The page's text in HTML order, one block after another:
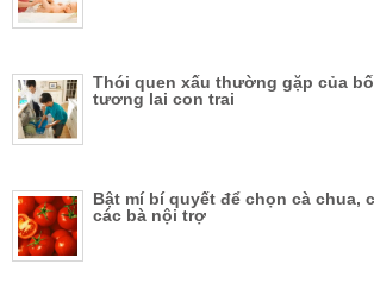
Thói quen xấu thường gặp của bố
tương lai con trai
Bật mí bí quyết để chọn cà chua,
các bà nội trợ